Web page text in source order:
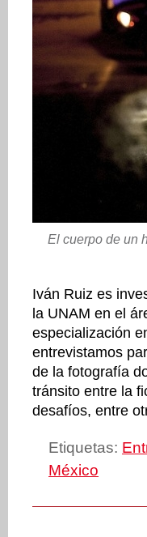
El cuerpo de un
Iván Ruiz es
la UNAM en el
especialización
entrevistamos
de la fotografía
tránsito entre la
desafíos, entre
Etiquetas:
México